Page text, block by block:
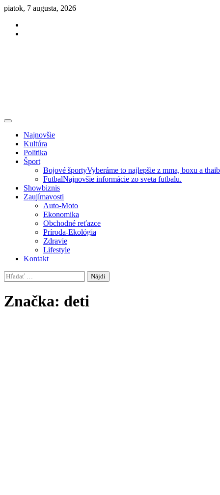
Skip
content
piatok, 7 augusta, 2026
Najnovšie
Kultúra
Politika
Šport
Bojové športyVyberáme to najlepšie z mma, boxu a
FutbalNajnovšie informácie zo sveta futbalu.
Showbiznis
Zaujímavosti
Auto-Moto
Ekonomika
Obchodné reťazce
Príroda-Ekológia
Zdravie
Lifestyle
Kontakt
Hľadať:
Značka: deti